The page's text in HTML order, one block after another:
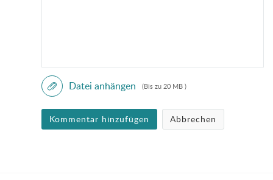
Datei anhängen (Bis zu 20 MB )
Kommentar hinzufügen Abbrechen